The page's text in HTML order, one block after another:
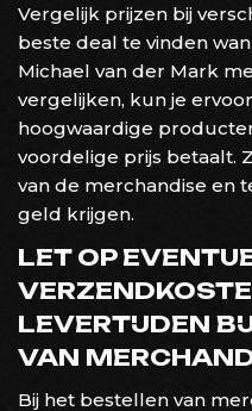
Vergelijk prijzen bij
beste deal te vinden
Michael van der Mark
vergelijken, kun je
hoogwaardige
voordelige prijs betaalt.
van de merchandise en
geld krijgen.
LET OP
LEVERTIJDEN
VAN
Bij het bestellen van